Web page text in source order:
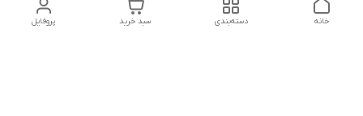
پروفایل سبد خرید دسته‌بندی خانه